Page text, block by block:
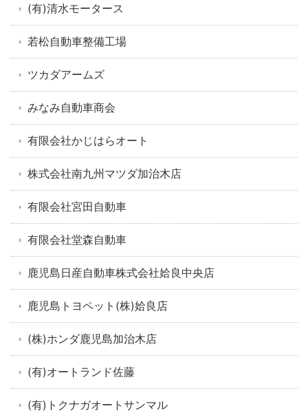
(有)清水モータース
若松自動車整備工場
ツカダアームズ
みなみ自動車商会
有限会社かじはらオート
株式会社南九州マツダ加治木店
有限会社宮田自動車
有限会社堂森自動車
鹿児島日産自動車株式会社姶良中央店
鹿児島トヨペット(株)姶良店
(株)ホンダ鹿児島加治木店
(有)オートランド佐藤
(有)トクナガオートサンマル